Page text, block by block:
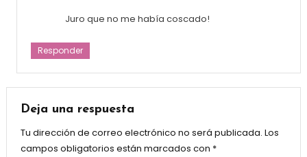
Juro que no me había coscado!
Responder
Deja una respuesta
Tu dirección de correo electrónico no será publicada. Los
campos obligatorios están marcados con *